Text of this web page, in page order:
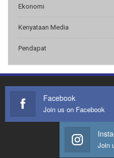
Ekonomi
Kenyataan Media
Pendapat
Facebook
Join us on Facebook
Join